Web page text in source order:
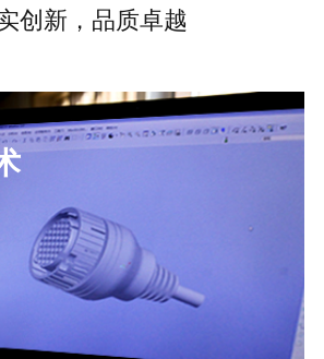
创新，品质卓越